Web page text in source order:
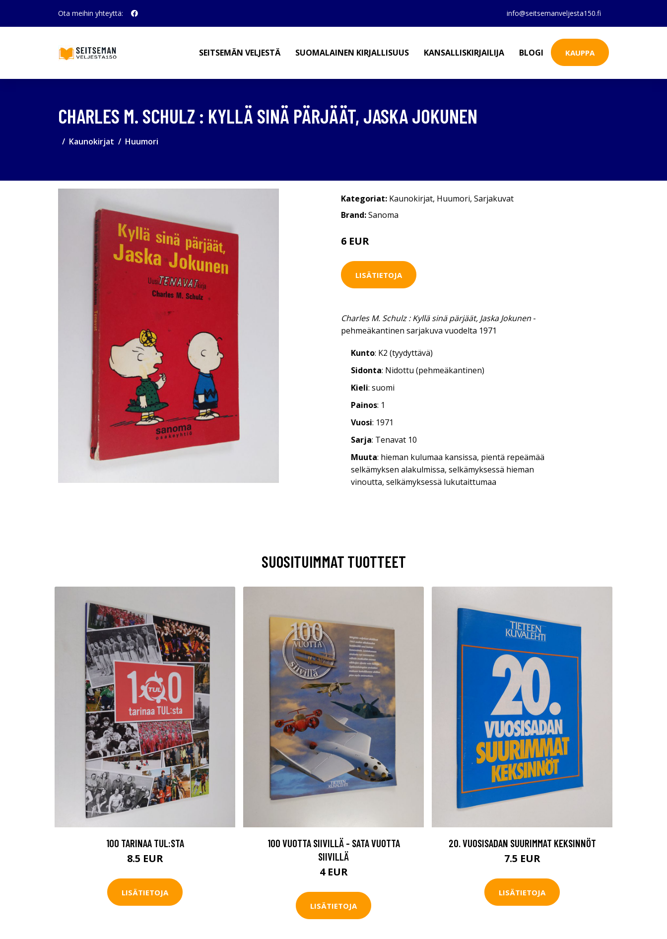
Ota meihin yhteyttä: info@seitsemanveljesta150.fi
SEITSEMÄN VELJESTÄ SUOMALAINEN KIRJALLISUUS KANSALLISKIRJAILIJA BLOGI KAUPPA
CHARLES M. SCHULZ : KYLLÄ SINÄ PÄRJÄÄT, JASKA JOKUNEN
Kaunokirjat Huumori
Kategoriat: Kaunokirjat, Huumori, Sarjakuvat
Brand:Sanoma
6 EUR
LISÄTIETOJA
Charles M. Schulz : Kyllä sinä pärjäät, Jaska Jokunen -
pehmeäkantinen sarjakuva vuodelta 1971
Kunto: K2 (tyydyttävä)
Sidonta: Nidottu (pehmeäkantinen)
Kieli: suomi
Painos: 1
Vuosi: 1971
Sarja: Tenavat 10
Muuta: hieman kulumaa kansissa, pientä repeämää
selkämyksen alakulmissa, selkämyksessä hieman
vinoutta, selkämyksessä lukutaittumaa
SUOSITUIMMAT TUOTTEET
100 TARINAA TUL:STA
8.5 EUR
LISÄTIETOJA
100 VUOTTA SIIVILLÄ - SATA VUOTTA
SIIVILLÄ
4 EUR
LISÄTIETOJA
20. VUOSISADAN SUURIMMAT KEKSINNÖT
7.5 EUR
LISÄTIETOJA